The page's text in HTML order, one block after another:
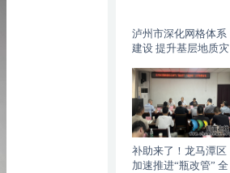
泸州市深化网格体系
建设 提升基层地质灾
补助来了！龙马潭区
加速推进“瓶改管” 全